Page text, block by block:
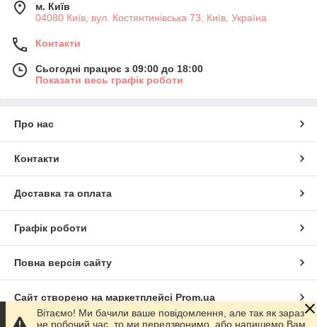
м. Київ
04080 Київ, вул. Костянтинівська 73, Київ, Україна
Контакти
Сьогодні працює з 09:00 до 18:00
Показати весь графік роботи
Про нас
Контакти
Доставка та оплата
Графік роботи
Повна версія сайту
Сайт створено на маркетплейсі Prom.ua
Вітаємо! Ми бачили ваше повідомлення, але так як зараз
не робочий час, то ми передзвонимо, або напишемо Вам,